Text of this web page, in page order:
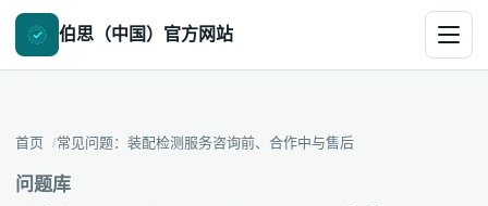
伯思（中国）官方网站
首页 常见问题：装配检测服务咨询前、合作中与售后
问题库